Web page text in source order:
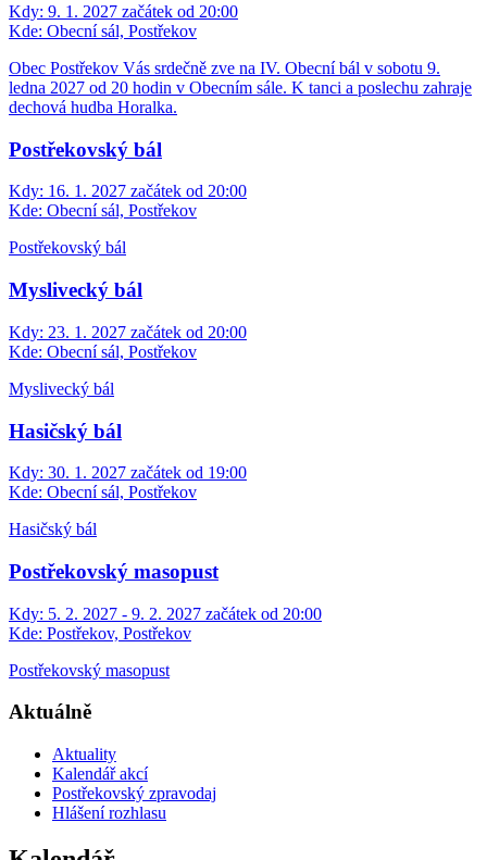
Kdy: 9. 1. 2027 začátek od 20:00
Kde: Obecní sál, Postřekov
Obec Postřekov Vás srdečně zve na IV. Obecní bál v sobotu 9.
ledna 2027 od 20 hodin v Obecním sále. K tanci a poslechu zahraje
dechová hudba Horalka.
Postřekovský bál
Kdy: 16. 1. 2027 začátek od 20:00
Kde: Obecní sál, Postřekov
Postřekovský bál
Myslivecký bál
Kdy: 23. 1. 2027 začátek od 20:00
Kde: Obecní sál, Postřekov
Myslivecký bál
Hasičský bál
Kdy: 30. 1. 2027 začátek od 19:00
Kde: Obecní sál, Postřekov
Hasičský bál
Postřekovský masopust
Kdy: 5. 2. 2027 - 9. 2. 2027 začátek od 20:00
Kde: Postřekov, Postřekov
Postřekovský masopust
Aktuálně
Aktuality
Kalendář akcí
Postřekovský zpravodaj
Hlášení rozhlasu